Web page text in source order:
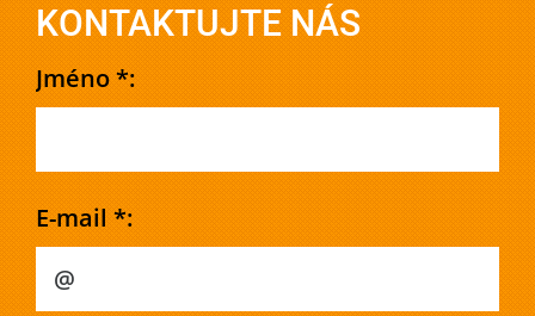
KONTAKTUJTE NÁS
Jméno *:
E-mail *: